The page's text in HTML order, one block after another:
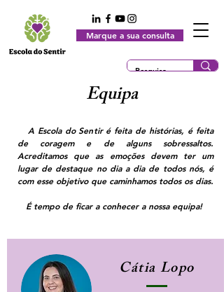
Marque a sua consulta
Equipa
A Escola do Sentir é feita de histórias, é feita
de coragem e de alguns sobressaltos.
Acreditamos que as emoções devem ter um
lugar de destaque no dia a dia de todos nós, é
com esse objetivo que caminhamos todos os dias.
É tempo de ficar a conhecer a nossa equipa!
Cátia Lopo